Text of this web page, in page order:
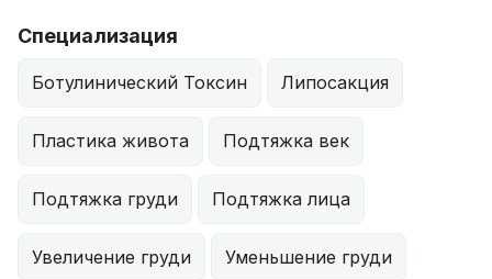
Специализация
Ботулинический Токсин Липосакция
Пластика живота Подтяжка век
Подтяжка груди Подтяжка лица
Увеличение груди Уменьшение груди